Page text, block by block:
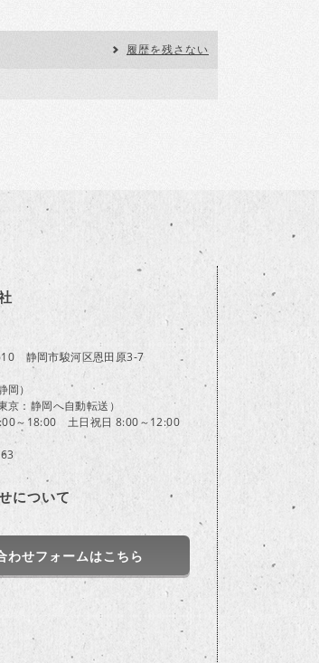
履歴を残さない
静岡市駿河区恩田原3-7
）
：静岡へ自動転送）
～18:00 土日祝日 8:00～12:00
について
わせフォームはこちら